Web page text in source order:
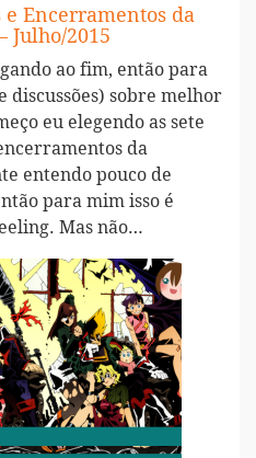
Encerramentos da
Julho/2015
ao fim, então para
discussões) sobre melhor
eu elegendo as sete
da
entendo pouco de
para mim isso é
Mas não…